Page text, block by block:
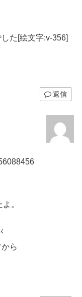
た[絵文字:v-356]
返信
。
ら